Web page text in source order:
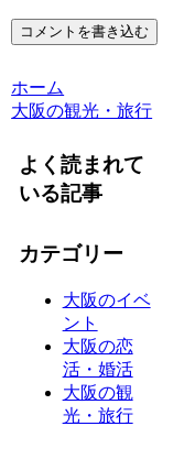
コメントを書き込む
ホーム
大阪の観光・旅行
よく読まれて
いる記事
カテゴリー
大阪のイベ
ント
大阪の恋
活・婚活
大阪の観
光・旅行